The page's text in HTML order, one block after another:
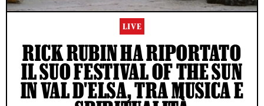
LIVE
RICK RUBIN HA RIPORTATO
IL SUO FESTIVAL OF THE SUN
IN VAL D'ELSA, TRA MUSICA E